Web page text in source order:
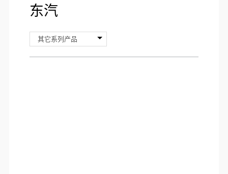
东汽
其它系列产品